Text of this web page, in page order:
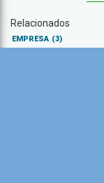
Relacionados
EMPRESA (3)